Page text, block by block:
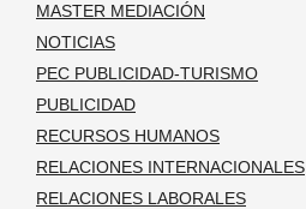
MASTER MEDIACIÓN
NOTICIAS
PEC PUBLICIDAD-TURISMO
PUBLICIDAD
RECURSOS HUMANOS
RELACIONES INTERNACIONALES
RELACIONES LABORALES